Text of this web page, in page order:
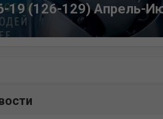
19 (126-129) Апрель-